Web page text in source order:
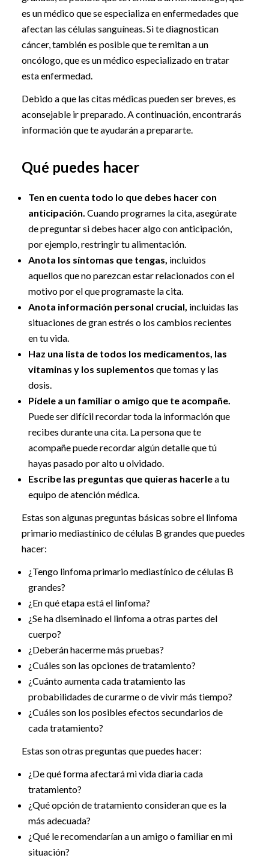
es un médico que se especializa en enfermedades que
afectan las células sanguíneas. Si te diagnostican
cáncer, también es posible que te remitan a un
oncólogo, que es un médico especializado en tratar
esta enfermedad.
Debido a que las citas médicas pueden ser breves, es
aconsejable ir preparado. A continuación, encontrarás
información que te ayudarán a prepararte.
Qué puedes hacer
Ten en cuenta todo lo que debes hacer con
anticipación. Cuando programes la cita, asegúrate
de preguntar si debes hacer algo con anticipación,
por ejemplo, restringir tu alimentación.
Anota los síntomas que tengas, incluidos
aquellos que no parezcan estar relacionados con el
motivo por el que programaste la cita.
Anota información personal crucial, incluidas las
situaciones de gran estrés o los cambios recientes
en tu vida.
Haz una lista de todos los medicamentos, las
vitaminas y los suplementos que tomas y las
dosis.
Pídele a un familiar o amigo que te acompañe.
Puede ser difícil recordar toda la información que
recibes durante una cita. La persona que te
acompañe puede recordar algún detalle que tú
hayas pasado por alto u olvidado.
Escribe las preguntas que quieras hacerlea tu
equipo de atención médica.
Estas son algunas preguntas básicas sobre el linfoma
primario mediastínico de células B grandes que puedes
hacer:
¿Tengo linfoma primario mediastínico de células B
grandes?
¿En qué etapa está el linfoma?
¿Se ha diseminado el linfoma a otras partes del
cuerpo?
¿Deberán hacerme más pruebas?
¿Cuáles son las opciones de tratamiento?
¿Cuánto aumenta cada tratamiento las
probabilidades de curarme o de vivir más tiempo?
¿Cuáles son los posibles efectos secundarios de
cada tratamiento?
Estas son otras preguntas que puedes hacer:
¿De qué forma afectará mi vida diaria cada
tratamiento?
¿Qué opción de tratamiento consideran que es la
más adecuada?
¿Qué le recomendarían a un amigo o familiar en mi
situación?